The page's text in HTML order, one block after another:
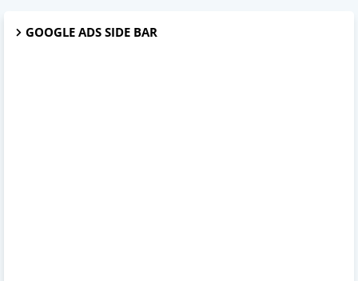
GOOGLE ADS SIDE BAR